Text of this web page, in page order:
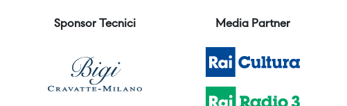
Sponsor Tecnici Media Partner